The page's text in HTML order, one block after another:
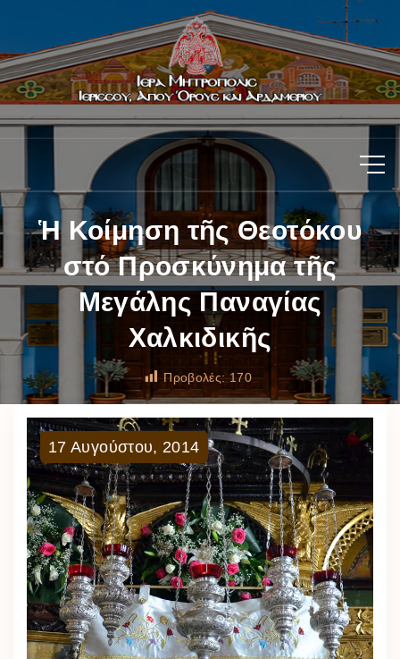
Ἡ Κοίμηση τῆς Θεοτόκου
στό Προσκύνημα τῆς
Μεγάλης Παναγίας
Χαλκιδικῆς
Προβολές: 170
17 Αυγούστου, 2014